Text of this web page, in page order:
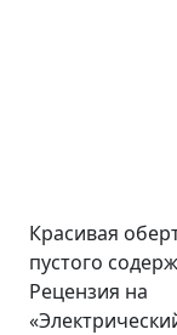
Красивая
пустого
Рецензия на